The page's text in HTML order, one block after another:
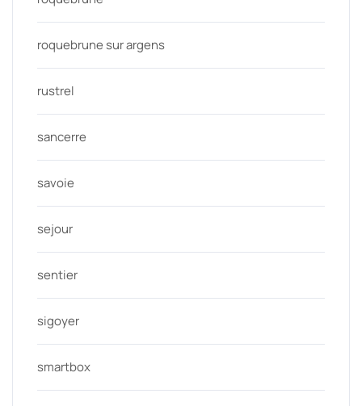
roquebrune sur argens
rustrel
sancerre
savoie
sejour
sentier
sigoyer
smartbox